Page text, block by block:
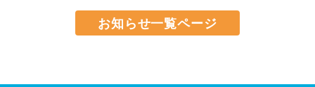
お知らせ一覧ページ